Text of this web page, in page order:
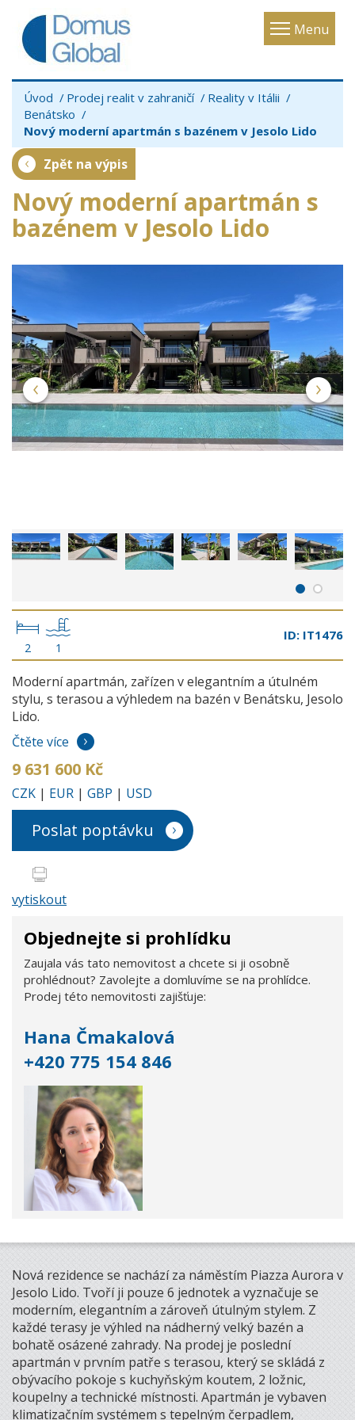
Menu
Toggle
Úvod Prodej realit v zahraničí
Reality v Itálii
Benátsko
Nový moderní apartmán s bazénem v Jesolo Lido
Zpět na výpis
Nový moderní apartmán s
bazénem v Jesolo Lido
2 1
ID: IT1476
Moderní apartmán, zařízen v elegantním a útulném
stylu, s terasou a výhledem na bazén v Benátsku, Jesolo
Lido.
Čtěte více
9 631 600 Kč
CZK | EUR | GBP | USD
Poslat poptávku
vytiskout
Objednejte si prohlídku
Zaujala vás tato nemovitost a chcete si ji osobně
prohlédnout? Zavolejte a domluvíme se na prohlídce.
Prodej této nemovitosti zajišťuje:
Hana Čmakalová
+420 775 154 846
Nová rezidence se nachází za náměstím Piazza Aurora v
Jesolo Lido. Tvoří ji pouze 6 jednotek a vyznačuje se
moderním, elegantním a zároveň útulným stylem. Z
každé terasy je výhled na nádherný velký bazén a
bohatě osázené zahrady. Na prodej je poslední
apartmán v prvním patře s terasou, který se skládá z
obývacího pokoje s kuchyňským koutem, 2 ložnic,
koupelny a technické místnosti. Apartmán je vybaven
klimatizačním systémem s tepelným čerpadlem,